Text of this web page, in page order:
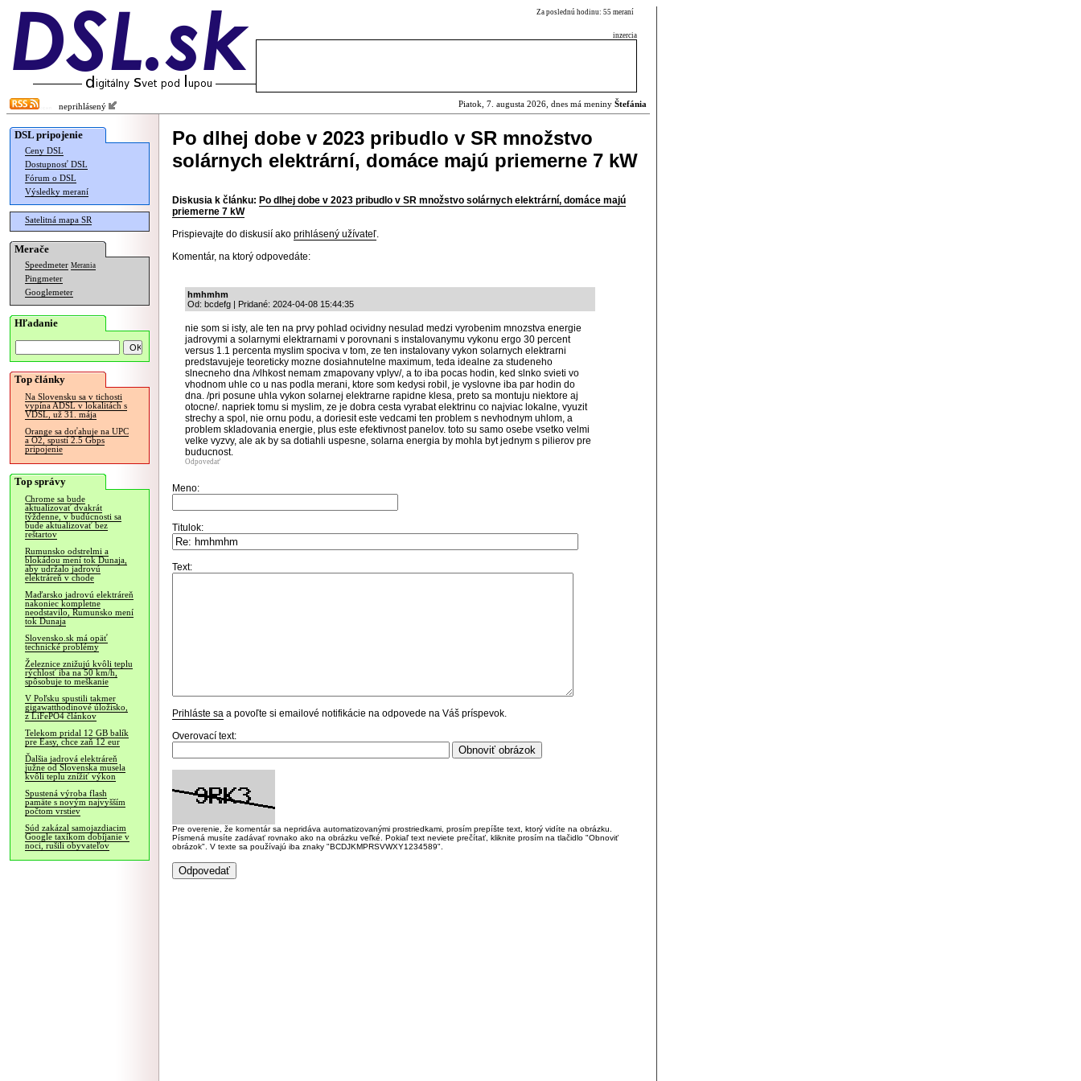
Za poslednú hodinu: 55 meraní
inzercia
neprihlásený Piatok, 7. augusta 2026, dnes má meniny Štefánia
DSL pripojenie
Ceny DSL
Dostupnosť DSL
Fórum o DSL
Výsledky meraní
Satelitná mapa SR
Merače
Speedmeter Merania
Pingmeter
Googlemeter
Hľadanie
Top články
Na Slovensku sa v tichosti
vypína ADSL v lokalitách s
VDSL, už 31. mája
Orange sa doťahuje na UPC
a O2, spustí 2.5 Gbps
pripojenie
Top správy
Chrome sa bude
aktualizovať dvakrát
týždenne, v budúcnosti sa
bude aktualizovať bez
reštartov
Rumunsko odstrelmi a
blokádou mení tok Dunaja,
aby udržalo jadrovú
elektráreň v chode
Maďarsko jadrovú elektráreň
nakoniec kompletne
neodstavilo, Rumunsko mení
tok Dunaja
Slovensko.sk má opäť
technické problémy
Železnice znižujú kvôli teplu
rýchlosť iba na 50 km/h,
spôsobuje to meškanie
V Poľsku spustili takmer
gigawatthodinové úložisko,
z LiFePO4 článkov
Telekom pridal 12 GB balík
pre Easy, chce zaň 12 eur
Ďalšia jadrová elektráreň
južne od Slovenska musela
kvôli teplu znížiť výkon
Spustená výroba flash
pamäte s novým najvyšším
počtom vrstiev
Súd zakázal samojazdiacim
Google taxíkom dobíjanie v
noci, rušili obyvateľov
Po dlhej dobe v 2023 pribudlo v SR množstvo
solárnych elektrární, domáce majú priemerne 7 kW
Diskusia k článku: Po dlhej dobe v 2023 pribudlo v SR množstvo solárnych elektrární, domáce majú
priemerne 7 kW
Prispievajte do diskusií ako prihlásený užívateľ.
Komentár, na ktorý odpovedáte:
hmhmhm
Od: bcdefg | Pridané: 2024-04-08 15:44:35
nie som si isty, ale ten na prvy pohlad ocividny nesulad medzi vyrobenim mnozstva energie
jadrovymi a solarnymi elektrarnami v porovnani s instalovanymu vykonu ergo 30 percent
versus 1.1 percenta myslim spociva v tom, ze ten instalovany vykon solarnych elektrarni
predstavujeje teoreticky mozne dosiahnutelne maximum, teda idealne za studeneho
slnecneho dna /vlhkost nemam zmapovany vplyv/, a to iba pocas hodin, ked slnko svieti vo
vhodnom uhle co u nas podla merani, ktore som kedysi robil, je vyslovne iba par hodin do
dna. /pri posune uhla vykon solarnej elektrarne rapidne klesa, preto sa montuju niektore aj
otocne/. napriek tomu si myslim, ze je dobra cesta vyrabat elektrinu co najviac lokalne, vyuzit
strechy a spol, nie ornu podu, a doriesit este vedcami ten problem s nevhodnym uhlom, a
problem skladovania energie, plus este efektivnost panelov. toto su samo osebe vsetko velmi
velke vyzvy, ale ak by sa dotiahli uspesne, solarna energia by mohla byt jednym s pilierov pre
buducnost.
Odpovedať
Meno:
Titulok:
Text:
Prihláste sa a povoľte si emailové notifikácie na odpovede na Váš príspevok.
Overovací text:
Pre overenie, že komentár sa nepridáva automatizovanými prostriedkami, prosím prepíšte text, ktorý vidíte na obrázku.
Písmená musíte zadávať rovnako ako na obrázku veľké. Pokiaľ text neviete prečítať, kliknite prosím na tlačidlo "Obnoviť
obrázok". V texte sa používajú iba znaky "BCDJKMPRSVWXY1234589".